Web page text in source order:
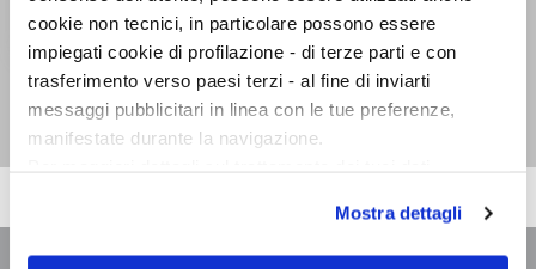
cookie non tecnici, in particolare possono essere
impiegati cookie di profilazione - di terze parti e con
trasferimento verso paesi terzi - al fine di inviarti
messaggi pubblicitari in linea con le tue preferenze,
manifestate durante la navigazione.
scelte privacy sui cookie, ti invitiamo a prendere visione
dell’informativa cookie.
Mostra dettagli
Briccone divino
Paul Radin